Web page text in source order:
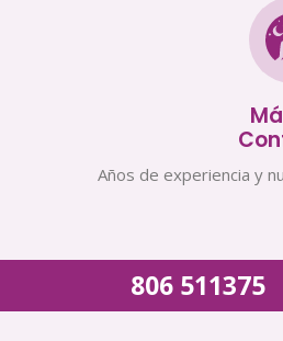
Años de experiencia y
806 511375